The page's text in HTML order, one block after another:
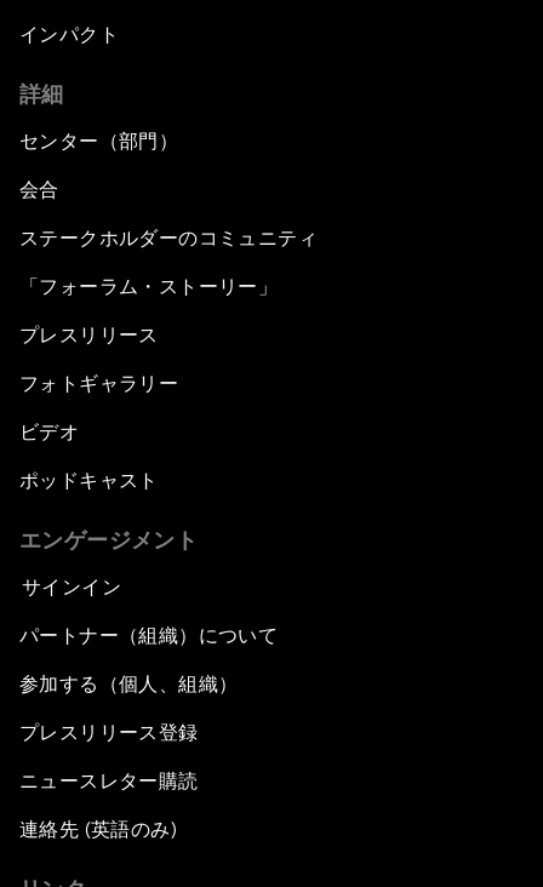
インパクト
詳細
センター（部門）
会合
ステークホルダーのコミュニティ
「フォーラム・ストーリー」
プレスリリース
フォトギャラリー
ビデオ
ポッドキャスト
エンゲージメント
サインイン
パートナー（組織）について
参加する（個人、組織）
プレスリリース登録
ニュースレター購読
連絡先 (英語のみ)